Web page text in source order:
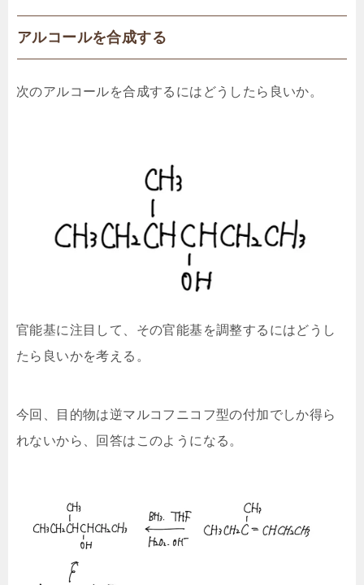
アルコールを合成する
次のアルコールを合成するにはどうしたら良いか。
官能基に注目して、その官能基を調整するにはどうし
たら良いかを考える。
今回、目的物は逆マルコフニコフ型の付加でしか得ら
れないから、回答はこのようになる。